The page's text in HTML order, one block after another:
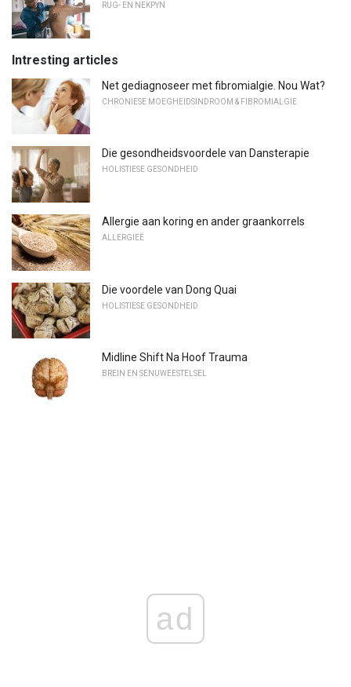
RUG- EN NEKPYN
Intresting articles
Net gediagnoseer met fibromialgie. Nou Wat?
CHRONIESE MOEGHEIDSINDROOM & FIBROMIALGIE
Die gesondheidsvoordele van Dansterapie
HOLISTIESE GESONDHEID
Allergie aan koring en ander graankorrels
ALLERGIEË
Die voordele van Dong Quai
HOLISTIESE GESONDHEID
Midline Shift Na Hoof Trauma
BREIN EN SENUWEESTELSEL
ad